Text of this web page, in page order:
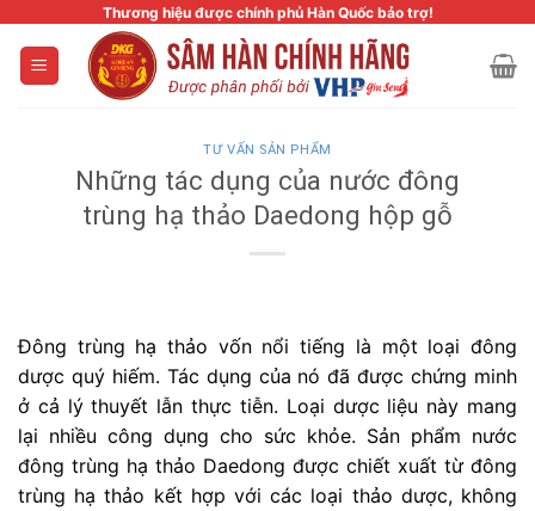
content
Thương hiệu được chính phủ Hàn Quốc bảo trợ!
TƯ VẤN SẢN PHẨM
Những tác dụng của nước đông
trùng hạ thảo Daedong hộp gỗ
Đông trùng hạ thảo vốn nổi tiếng là một loại đông
dược quý hiếm. Tác dụng của nó đã được chứng minh
ở cả lý thuyết lẫn thực tiễn. Loại dược liệu này mang
lại nhiều công dụng cho sức khỏe. Sản phẩm nước
đông trùng hạ thảo Daedong được chiết xuất từ đông
trùng hạ thảo kết hợp với các loại thảo dược, không